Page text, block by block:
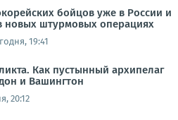
бойцов уже в России и
новых штурмовых операциях
19:41
Как пустынный архипелаг
и Вашингтон
20:12